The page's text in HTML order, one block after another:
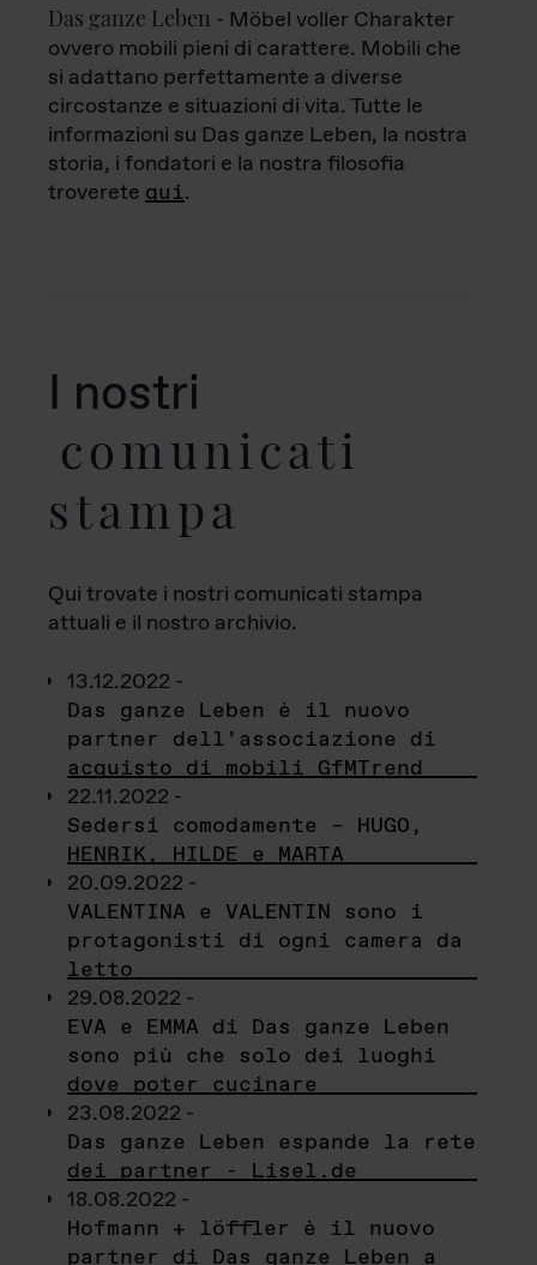
Das ganze Leben - Möbel voller Charakter
ovvero mobili pieni di carattere. Mobili che
si adattano perfettamente a diverse
circostanze e situazioni di vita. Tutte le
informazioni su Das ganze Leben, la nostra
storia, i fondatori e la nostra filosofia
troverete qui.
I nostri
comunicati
stampa
Qui trovate i nostri comunicati stampa
attuali e il nostro archivio.
13.12.2022 -
Das ganze Leben è il nuovo
partner dell’associazione di
acquisto di mobili GfMTrend
22.11.2022 -
Sedersi comodamente – HUGO,
HENRIK, HILDE e MARTA
20.09.2022 -
VALENTINA e VALENTIN sono i
protagonisti di ogni camera da
letto
29.08.2022 -
EVA e EMMA di Das ganze Leben
sono più che solo dei luoghi
dove poter cucinare
23.08.2022 -
Das ganze Leben espande la rete
dei partner - Lisel.de
18.08.2022 -
Hofmann + löffler è il nuovo
partner di Das ganze Leben a